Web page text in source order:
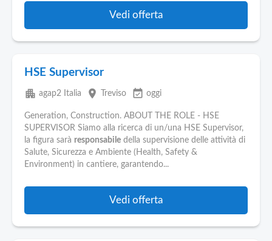
Vedi offerta
HSE Supervisor
apartment agap2 Italia place Treviso event_available oggi
Generation, Construction. ABOUT THE ROLE - HSE
SUPERVISOR Siamo alla ricerca di un/una HSE Supervisor,
la figura sarà responsabile della supervisione delle attività di
Salute, Sicurezza e Ambiente (Health, Safety &
Environment) in cantiere, garantendo...
Vedi offerta